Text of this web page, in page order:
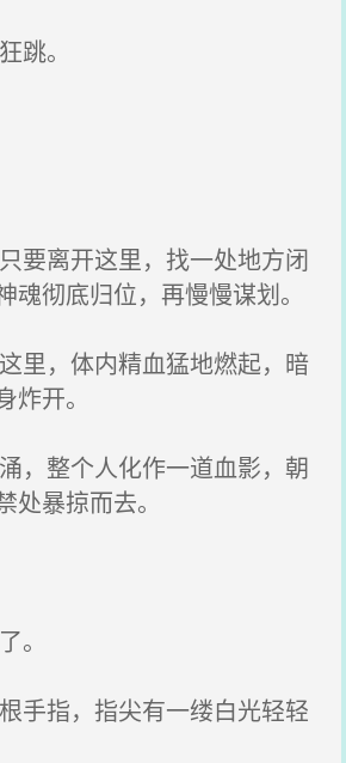
跳。
要离开这里，找一处地方闭
魂彻底归位，再慢慢谋划。
里，体内精血猛地燃起，暗
开。
，整个人化作一道血影，朝
处暴掠而去。
。
手指，指尖有一缕白光轻轻